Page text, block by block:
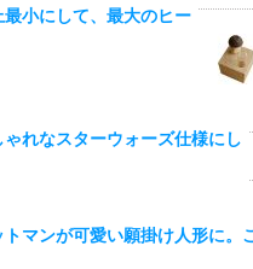
最小にして、最大のヒー
れなスターウォーズ仕様にし
トマンが可愛い願掛け人形に。